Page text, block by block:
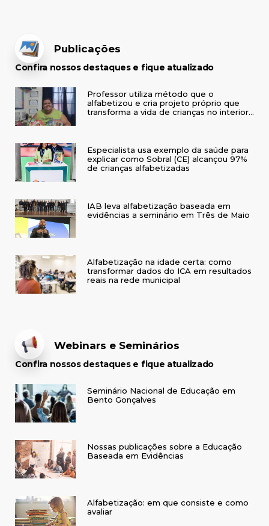
Publicações
Confira nossos destaques e fique atualizado
Professor utiliza método que o
alfabetizou e cria projeto próprio que
transforma a vida de crianças no interior
Especialista usa exemplo da saúde para
explicar como Sobral (CE) alcançou 97%
de crianças alfabetizadas
IAB leva alfabetização baseada em
evidências a seminário em Três de Maio
Alfabetização na idade certa: como
transformar dados do ICA em resultados
reais na rede municipal
Webinars e Seminários
Confira nossos destaques e fique atualizado
Seminário Nacional de Educação em
Bento Gonçalves
Nossas publicações sobre a Educação
Baseada em Evidências
Alfabetização: em que consiste e como
avaliar